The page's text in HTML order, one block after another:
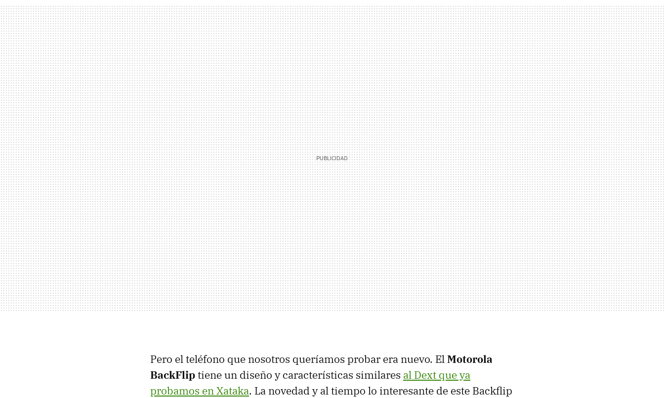
Pero el teléfono que nosotros queríamos probar era nuevo. ElMotorola
BackFlip tiene un diseño y características similares al Dext que ya
probamos en Xataka. La novedad y al tiempo lo interesante de este Backflip